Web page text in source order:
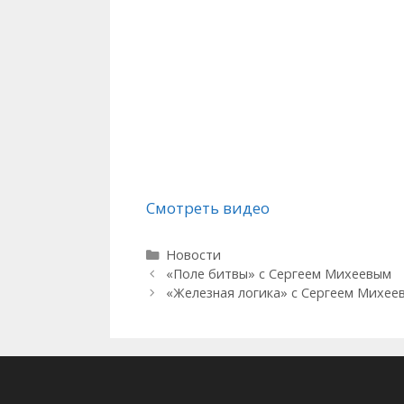
Смотреть видео
Рубрики
Новости
«Поле битвы» с Сергеем Михеевым
«Железная логика» с Сергеем